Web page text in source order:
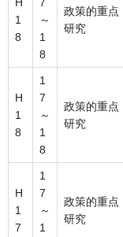
1
8
～
1
8
政策的重点
研究
H
1
8
1
7
～
1
8
政策的重点
研究
H
1
7
1
7
～
1
政策的重点
研究